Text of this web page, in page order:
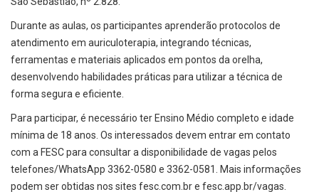
Durante as aulas, os participantes aprenderão protocolos de
atendimento em auriculoterapia, integrando técnicas,
ferramentas e materiais aplicados em pontos da orelha,
desenvolvendo habilidades práticas para utilizar a técnica de
forma segura e eficiente.
Para participar, é necessário ter Ensino Médio completo e idade
mínima de 18 anos. Os interessados devem entrar em contato
com a FESC para consultar a disponibilidade de vagas pelos
telefones/WhatsApp 3362-0580 e 3362-0581. Mais informações
podem ser obtidas nos sites fesc.com.br e fesc.app.br/vagas.